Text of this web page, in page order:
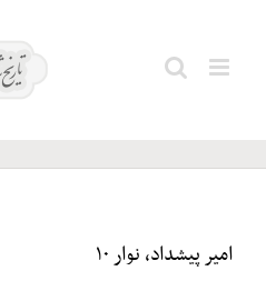
پاکدامن؛
امیر پیشداد، نوار ۱۰